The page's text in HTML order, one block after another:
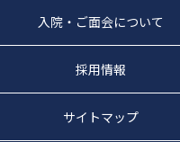
入院・ご面会について
採用情報
サイトマップ